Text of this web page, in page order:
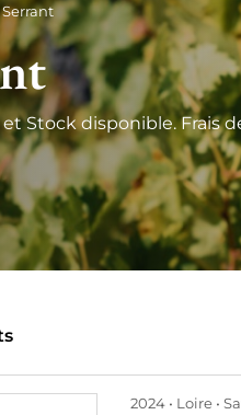
Stock disponible. Frais
2024 Loire